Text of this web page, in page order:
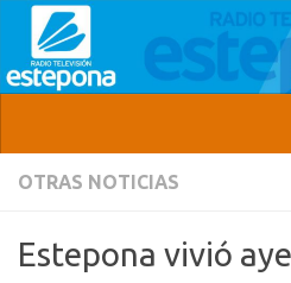
OTRAS NOTICIAS
Estepona vivió